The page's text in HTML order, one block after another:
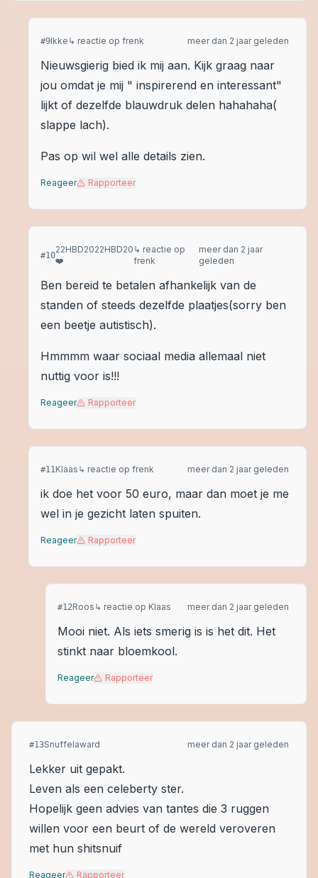
#9Ikke ↳ reactie op frenk meer dan 2 jaar geleden
Nieuwsgierig bied ik mij aan. Kijk graag naar
jou omdat je mij " inspirerend en interessant"
lijkt of dezelfde blauwdruk delen hahahaha(
slappe lach).
Pas op wil wel alle details zien.
Reageer Rapporteer
#10
22HBD2022HBD20
❤️
↳ reactie op
frenk
meer dan 2 jaar
geleden
Ben bereid te betalen afhankelijk van de
standen of steeds dezelfde plaatjes(sorry ben
een beetje autistisch).
Hmmmm waar sociaal media allemaal niet
nuttig voor is!!!
Reageer Rapporteer
#11Klaas ↳ reactie op frenk meer dan 2 jaar geleden
ik doe het voor 50 euro, maar dan moet je me
wel in je gezicht laten spuiten.
Reageer Rapporteer
#12Roos ↳ reactie op Klaas meer dan 2 jaar geleden
Mooi niet. Als iets smerig is is het dit. Het
stinkt naar bloemkool.
Reageer Rapporteer
#13Snuffelaward meer dan 2 jaar geleden
Lekker uit gepakt.
Leven als een celeberty ster.
Hopelijk geen advies van tantes die 3 ruggen
willen voor een beurt of de wereld veroveren
met hun shitsnuif
Reageer Rapporteer